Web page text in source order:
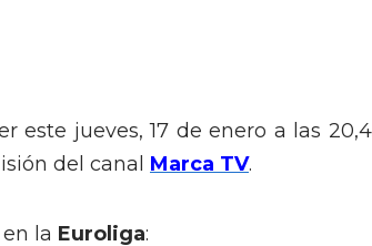
este jueves, 17 de enero a las
del canal Marca TV.
la Euroliga: